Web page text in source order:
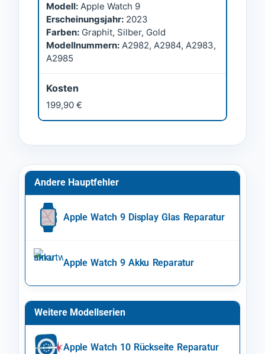
Modell: Apple Watch 9
Erscheinungsjahr: 2023
Farben: Graphit, Silber, Gold
Modellnummern: A2982, A2984, A2983,
A2985
Kosten
199,90 €
Andere Hauptfehler
Apple Watch 9 Display Glas Reparatur
Apple Watch 9 Akku Reparatur
Weitere Modellserien
Apple Watch 10 Rückseite Reparatur